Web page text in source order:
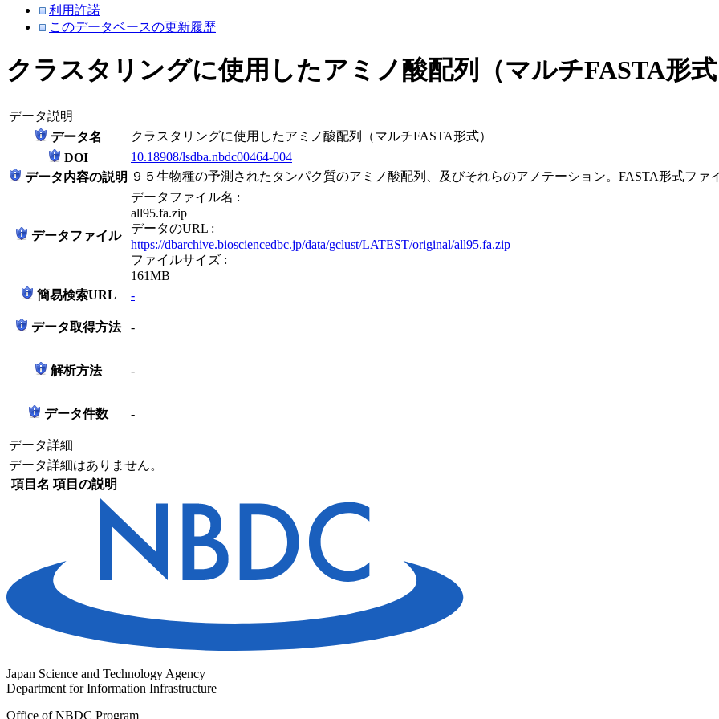
利用許諾
このデータベースの更新履歴
クラスタリングに使用したアミノ酸配列（マルチFASTA形式
データ説明
データ名
クラスタリングに使用したアミノ酸配列（マルチFASTA形式）
DOI
10.18908/lsdba.nbdc00464-004
データ内容の説明 ９５生物種の予測されたタンパク質のアミノ酸配列、及びそれらのアノテーション。FASTA形式ファ
データファイル
データファイル名 :
all95.fa.zip
データのURL :
https://dbarchive.biosciencedbc.jp/data/gclust/LATEST/original/all95.fa.zip
ファイルサイズ :
161MB
簡易検索URL
-
データ取得方法 -
解析方法 -
データ件数 -
データ詳細
データ詳細はありません。
項目名 項目の説明
Japan Science and Technology Agency
Department for Information Infrastructure
Office of NBDC Program